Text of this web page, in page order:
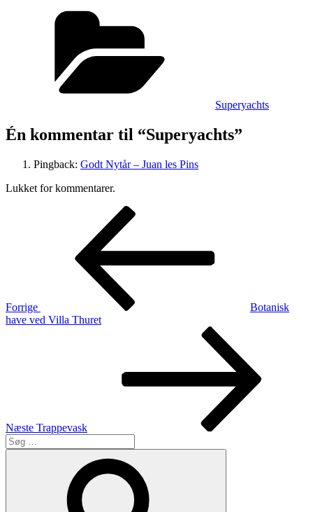
Superyachts
Én kommentar til “Superyachts”
Pingback: Godt Nytår – Juan les Pins
Lukket for kommentarer.
Indlægsnavigation
Forrige
Botanisk
have ved Villa Thuret
Næste Trappevask
Søg
efter: